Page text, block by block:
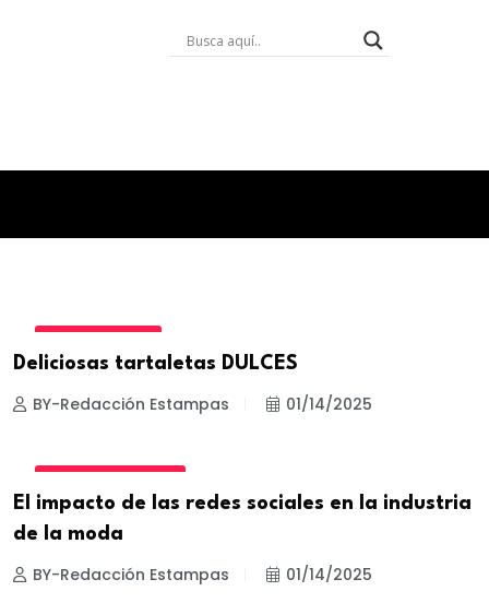
Deliciosas tartaletas DULCES
BY-Redacción Estampas 01/14/2025
El impacto de las redes sociales en la industria
de la moda
BY-Redacción Estampas 01/14/2025